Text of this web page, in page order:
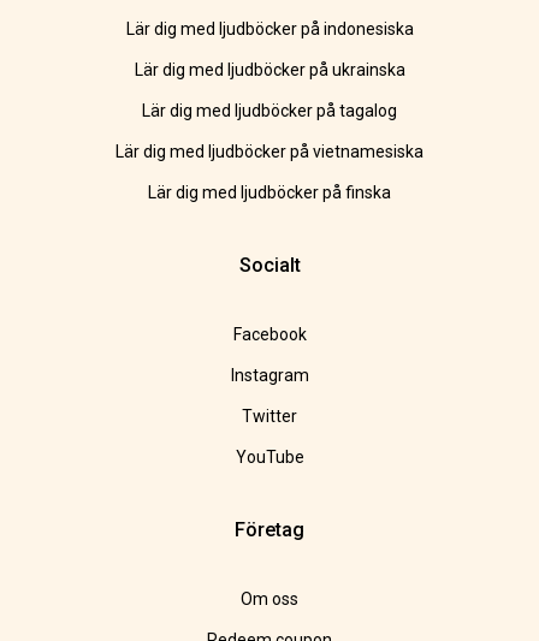
Lär dig med ljudböcker på indonesiska
Lär dig med ljudböcker på ukrainska
Lär dig med ljudböcker på tagalog
Lär dig med ljudböcker på vietnamesiska
Lär dig med ljudböcker på finska
Socialt
Facebook
Instagram
Twitter
YouTube
Företag
Om oss